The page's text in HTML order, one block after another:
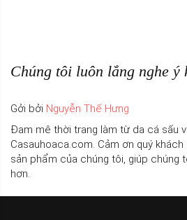
Chúng tôi luôn lắng nghe ý
Gởi bởi Nguyễn Thế Hưng
Đam mê thời trang làm từ da cá sấu
Casauhoaca.com. Cảm ơn quý
sản phẩm của chúng tôi, giúp chúng
hơn.